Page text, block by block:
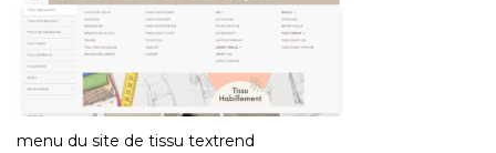
menu du site de tissu textrend